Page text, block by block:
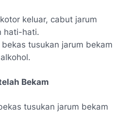
keluar, cabut jarum
hati-hati.
tusukan jarum bekam
Bekam
tusukan jarum bekam